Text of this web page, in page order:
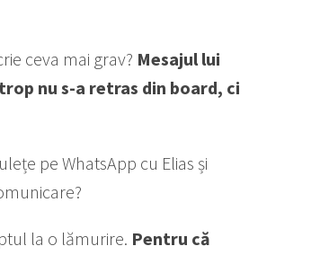
ceva mai grav? Mesajul lui
nu s-a retras din board, ci
pe WhatsApp cu Elias și
la o lămurire. Pentru că